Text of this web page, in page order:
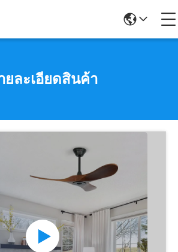
ยละเอียดสินค้า